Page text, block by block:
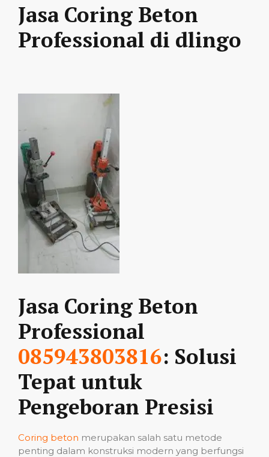
Jasa Coring Beton
Professional di dlingo
Jasa Coring Beton
Professional
085943803816: Solusi
Tepat untuk
Pengeboran Presisi
Coring beton merupakan salah satu metode
penting dalam konstruksi modern yang berfungsi